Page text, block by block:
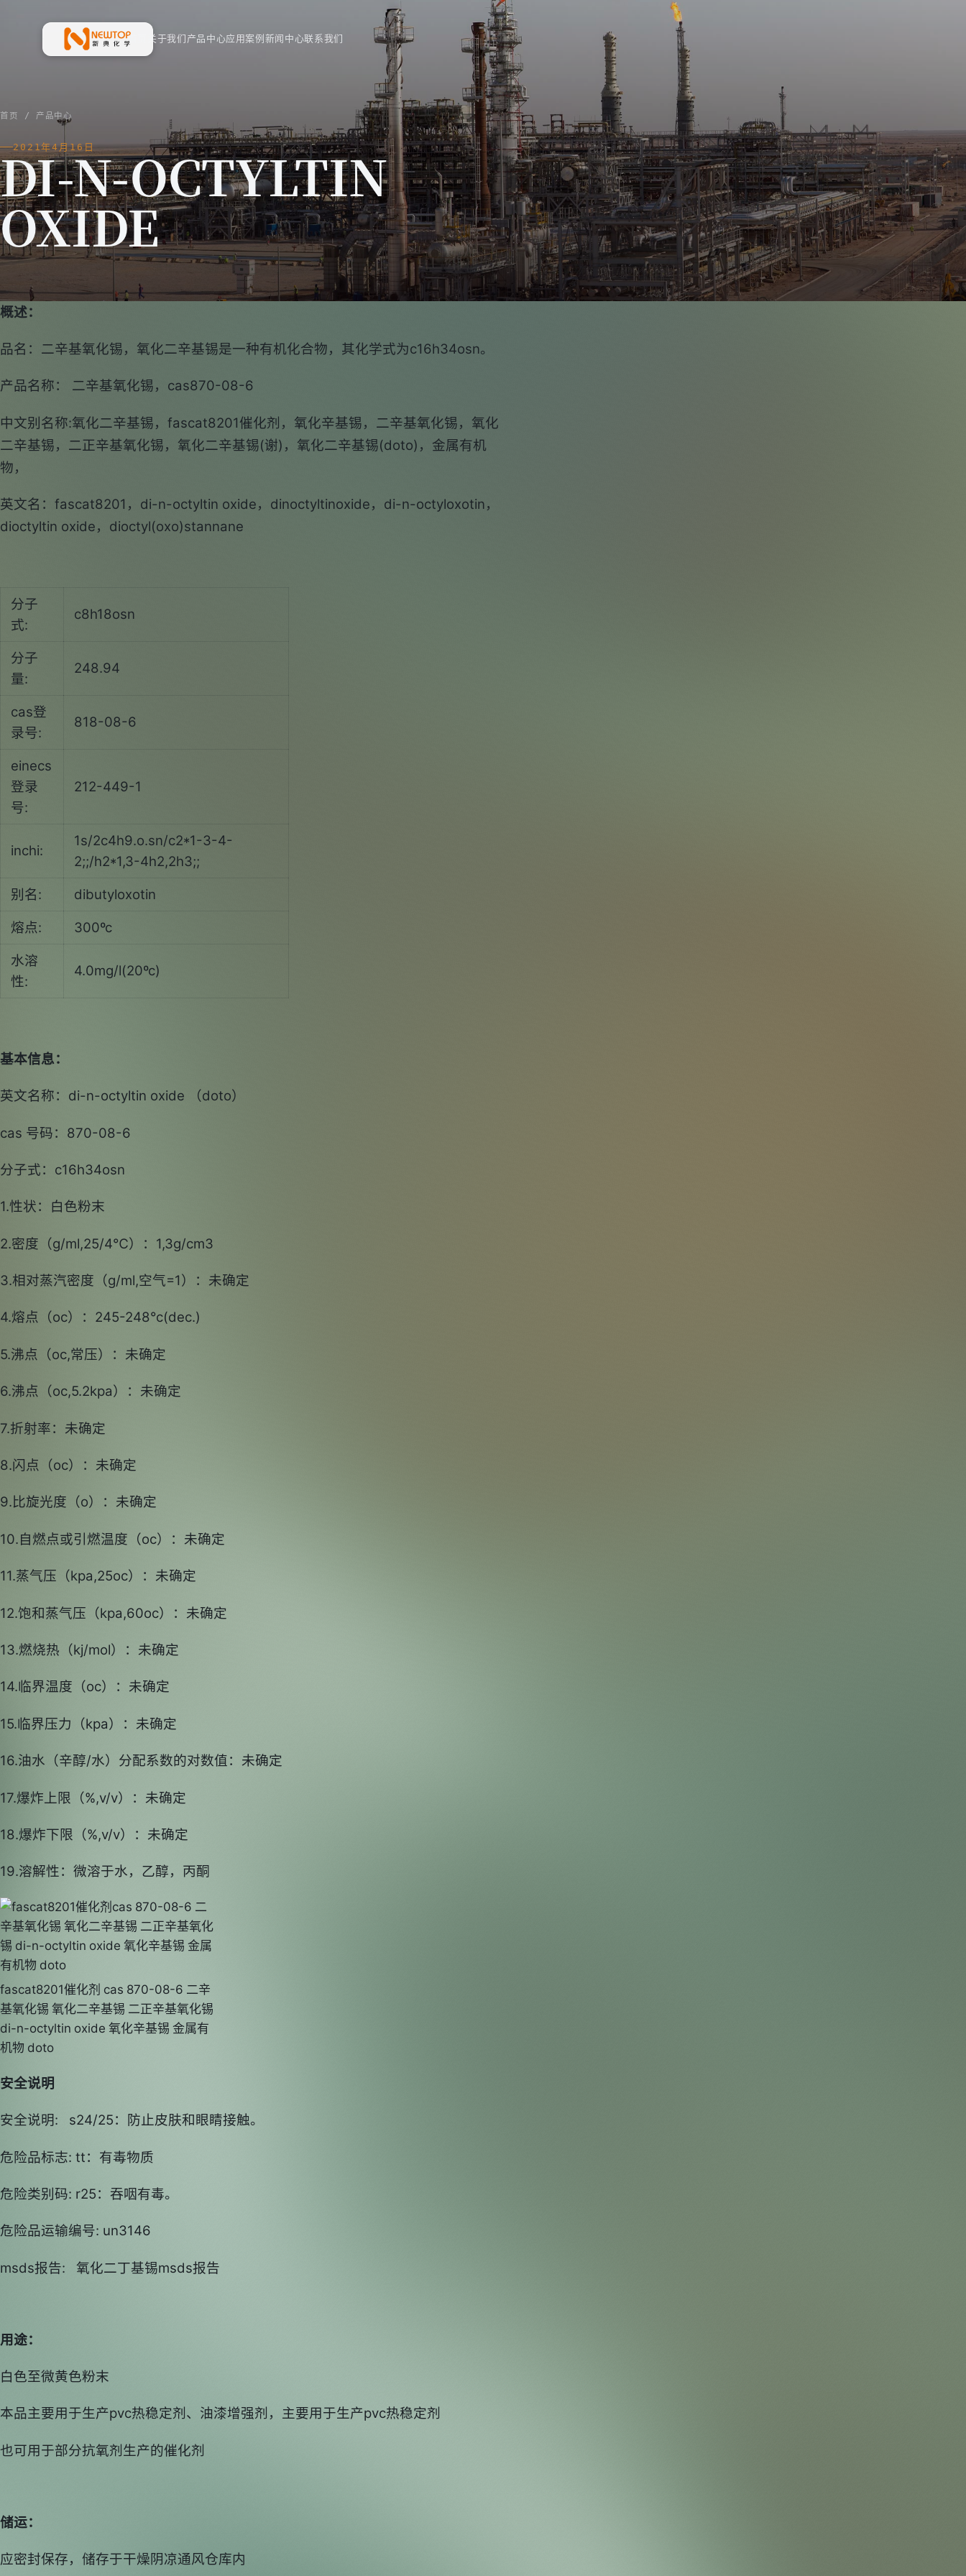
新典化学材料(上海)有限公司
首页 关于我们产品中心应用案例 新闻中心联系我们
首页 / 产品中心
2021年4月16日
DI-N-OCTYLTIN
OXIDE
概述：
品名：二辛基氧化锡，氧化二辛基锡是一种有机化合物，其化学式为c16h34osn。
产品名称： 二辛基氧化锡，cas870-08-6
中文别名称:氧化二辛基锡，fascat8201催化剂，氧化辛基锡，二辛基氧化锡，氧化
二辛基锡，二正辛基氧化锡，氧化二辛基锡(谢)，氧化二辛基锡(doto)，金属有机
物，
英文名：fascat8201，di-n-octyltin oxide，dinoctyltinoxide，di-n-octyloxotin，
dioctyltin oxide，dioctyl(oxo)stannane
分子
式:
c8h18osn
分子
量:
248.94
cas登
录号:
818-08-6
einecs
登录
号:
212-449-1
inchi:
1s/2c4h9.o.sn/c2*1-3-4-
2;;/h2*1,3-4h2,2h3;;
别名:
dibutyloxotin
熔点:
300ºc
水溶
性:
4.0mg/l(20ºc)
基本信息：
英文名称：di-n-octyltin oxide （doto）
cas 号码：870-08-6
分子式：c16h34osn
1.性状：白色粉末
2.密度（g/ml,25/4℃）：1,3g/cm3
3.相对蒸汽密度（g/ml,空气=1）：未确定
4.熔点（oc）：245-248°c(dec.)
5.沸点（oc,常压）：未确定
6.沸点（oc,5.2kpa）：未确定
7.折射率：未确定
8.闪点（oc）：未确定
9.比旋光度（o）：未确定
10.自燃点或引燃温度（oc）：未确定
11.蒸气压（kpa,25oc）：未确定
12.饱和蒸气压（kpa,60oc）：未确定
13.燃烧热（kj/mol）：未确定
14.临界温度（oc）：未确定
15.临界压力（kpa）：未确定
16.油水（辛醇/水）分配系数的对数值：未确定
17.爆炸上限（%,v/v）：未确定
18.爆炸下限（%,v/v）：未确定
19.溶解性：微溶于水，乙醇，丙酮
fascat8201催化剂 cas 870-08-6 二辛
基氧化锡 氧化二辛基锡 二正辛基氧化锡
di-n-octyltin oxide 氧化辛基锡 金属有
机物 doto
安全说明
安全说明: s24/25：防止皮肤和眼睛接触。
危险品标志: tt：有毒物质
危险类别码: r25：吞咽有毒。
危险品运输编号: un3146
msds报告: 氧化二丁基锡msds报告
用途：
白色至微黄色粉末
本品主要用于生产pvc热稳定剂、油漆增强剂，主要用于生产pvc热稳定剂
也可用于部分抗氧剂生产的催化剂
储运：
应密封保存，储存于干燥阴凉通风仓库内